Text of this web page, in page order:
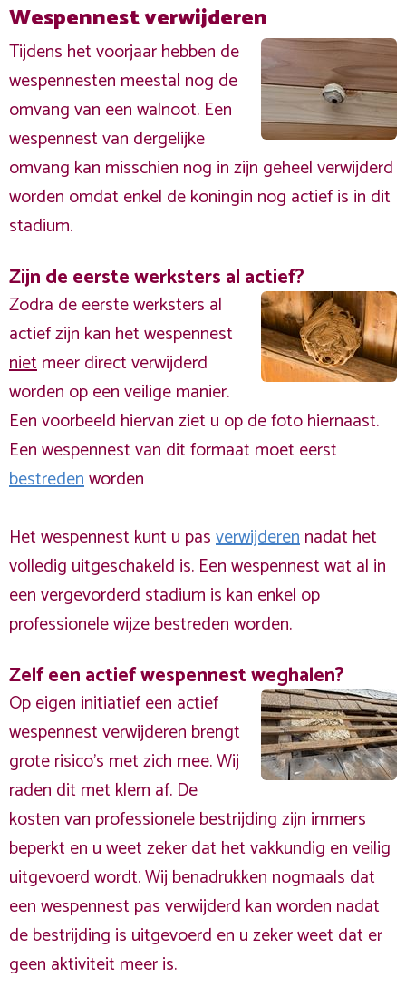
Wespennest verwijderen
Tijdens het voorjaar hebben de
wespennesten meestal nog de
omvang van een walnoot. Een
wespennest van dergelijke
omvang kan misschien nog in zijn geheel verwijderd
worden omdat enkel de koningin nog actief is in dit
stadium.
Zijn de eerste werksters al actief?
Zodra de eerste werksters al
actief zijn kan het wespennest
nietmeer direct verwijderd
worden op een veilige manier.
Een voorbeeld hiervan ziet u op de foto hiernaast.
Een wespennest van dit formaat moet eerst
bestredenworden
Het wespennest kunt u pasverwijderennadat het
volledig uitgeschakeld is. Een wespennest wat al in
een vergevorderd stadium is kan enkel op
professionele wijze bestreden worden.
Zelf een actief wespennest weghalen?
Op eigen initiatief een actief
wespennest verwijderen brengt
grote risico’s met zich mee. Wij
raden dit met klem af. De
kosten van professionele bestrijding zijn immers
beperkt en u weet zeker dat het vakkundig en veilig
uitgevoerd wordt. Wij benadrukken nogmaals dat
een wespennest pas verwijderd kan worden nadat
de bestrijding is uitgevoerd en u zeker weet dat er
geen aktiviteit meer is.